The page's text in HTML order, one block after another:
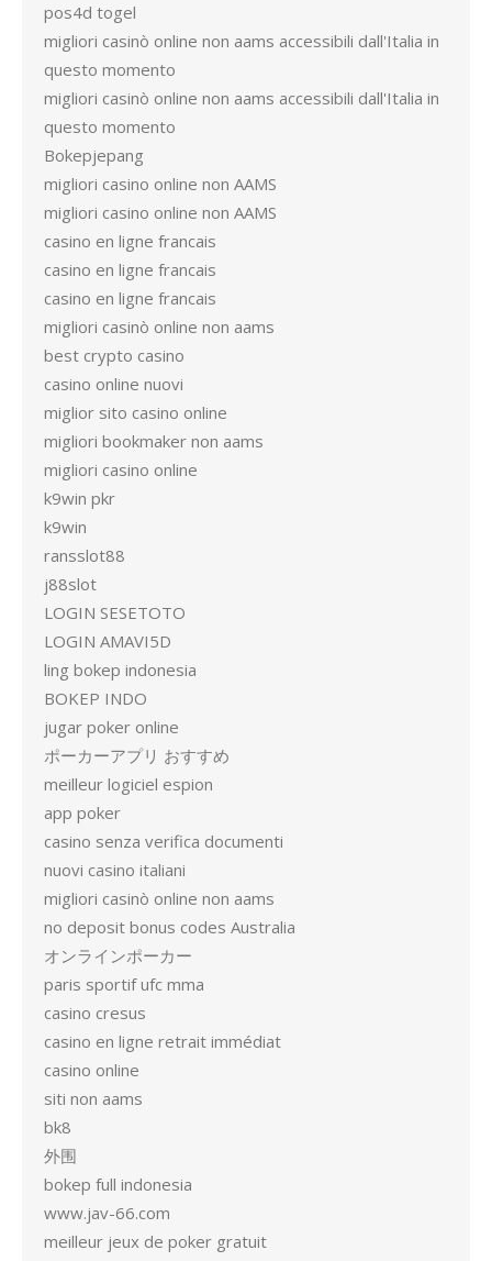
pos4d togel
migliori casinò online non aams accessibili dall'Italia in
questo momento
migliori casinò online non aams accessibili dall'Italia in
questo momento
Bokepjepang
migliori casino online non AAMS
migliori casino online non AAMS
casino en ligne francais
casino en ligne francais
casino en ligne francais
migliori casinò online non aams
best crypto casino
casino online nuovi
miglior sito casino online
migliori bookmaker non aams
migliori casino online
k9win pkr
k9win
ransslot88
j88slot
LOGIN SESETOTO
LOGIN AMAVI5D
ling bokep indonesia
BOKEP INDO
jugar poker online
ポーカーアプリ おすすめ
meilleur logiciel espion
app poker
casino senza verifica documenti
nuovi casino italiani
migliori casinò online non aams
no deposit bonus codes Australia
オンラインポーカー
paris sportif ufc mma
casino cresus
casino en ligne retrait immédiat
casino online
siti non aams
bk8
外围
bokep full indonesia
www.jav-66.com
meilleur jeux de poker gratuit